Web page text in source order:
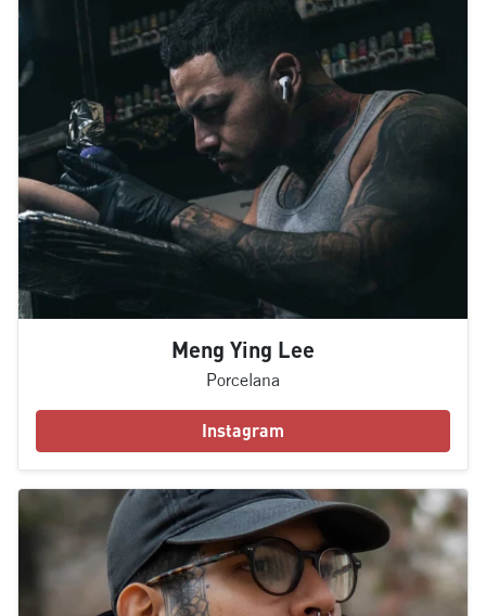
Meng Ying Lee
Porcelana
Instagram